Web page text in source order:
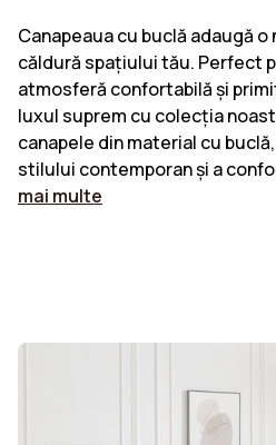
Canapeaua cu buclă adaugă
căldură spațiului tău. Perfect
atmosferă confortabilă și
luxul suprem cu colecția
canapele din material cu
stilului contemporan și a
mai multe